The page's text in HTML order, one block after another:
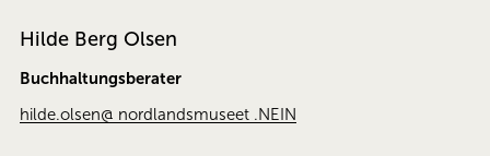
Hilde Berg Olsen
Buchhaltungsberater
hilde.olsen@ nordlandsmuseet .NEIN